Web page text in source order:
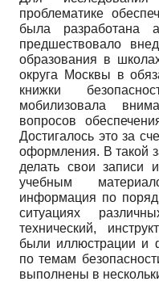
проблематике
была разработана
предшествовало
образования в
округа Москвы в
книжки
мобилизовала
вопросов
Достигалось это за
оформления. В такой
делать свои записи
учебным
информация по
ситуациях
технический,
были иллюстрации и
по темам
выполнены в